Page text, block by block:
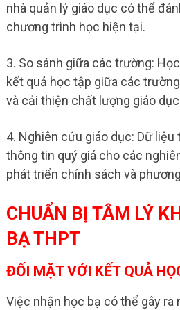
nhà quản lý giáo dục có thể
chương trình học hiện tại.
3. So sánh giữa các trường:
kết quả học tập giữa các
và cải thiện chất lượng giáo
4. Nghiên cứu giáo dục: Dữ liệu
thông tin quý giá cho các
phát triển chính sách và
CHUẨN BỊ TÂM LÝ
BẠ THPT
ĐỐI MẶT VỚI KẾT QUẢ
Việc nhận học bạ có thể gây ra